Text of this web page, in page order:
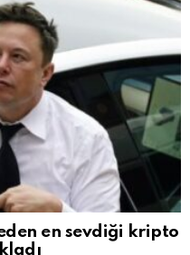
en sevdiği kripto